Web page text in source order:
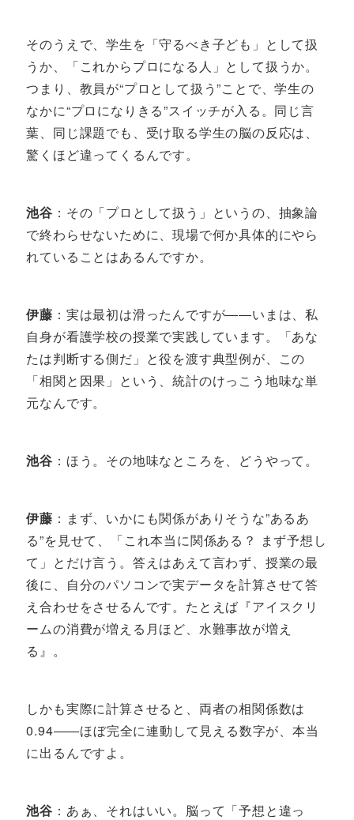
そのうえで、学生を「守るべき子ども」として扱
うか、「これからプロになる人」として扱うか。
つまり、教員が“プロとして扱う”ことで、学生の
なかに“プロになりきる”スイッチが入る。同じ言
葉、同じ課題でも、受け取る学生の脳の反応は、
驚くほど違ってくるんです。
池谷 ：その「プロとして扱う」というの、抽象論
で終わらせないために、現場で何か具体的にやら
れていることはあるんですか。
伊藤 ：実は最初は滑ったんですが――いまは、私
自身が看護学校の授業で実践しています。「あな
たは判断する側だ」と役を渡す典型例が、この
「相関と因果」という、統計のけっこう地味な単
元なんです。
池谷 ：ほう。その地味なところを、どうやって。
伊藤 ：まず、いかにも関係がありそうな”あるあ
る”を見せて、「これ本当に関係ある？ まず予想し
て」とだけ言う。答えはあえて言わず、授業の最
後に、自分のパソコンで実データを計算させて答
え合わせをさせるんです。たとえば『アイスクリ
ームの消費が増える月ほど、水難事故が増え
る』。
しかも実際に計算させると、両者の相関係数は
0.94――ほぼ完全に連動して見える数字が、本当
に出るんですよ。
池谷 ：あぁ、それはいい。脳って「予想と違っ